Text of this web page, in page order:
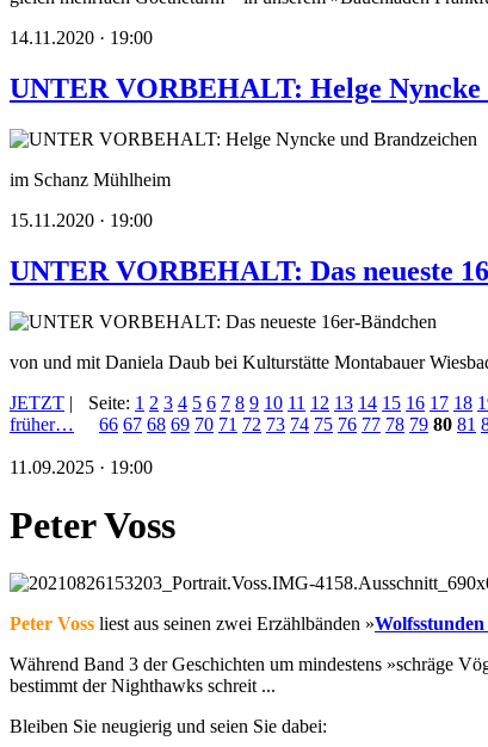
14.11.2020 · 19:00
UNTER VORBEHALT: Helge Nyncke
im Schanz Mühlheim
15.11.2020 · 19:00
UNTER VORBEHALT: Das neueste
von und mit Daniela Daub bei Kulturstätte Montabauer
JETZT |
früher…
Seite: 1 2 3 4 5 6 7 8 9 10 11 12 13 14 15 16 17 18
66 67 68 69 70 71 72 73 74 75 76 77 78 79 80 81
11.09.2025 · 19:00
Peter Voss
Peter Voss liest aus seinen zwei Erzählbänden »
Während Band 3 der Geschichten um mindestens »schräge
bestimmt der Nighthawks schreit ...
Bleiben Sie neugierig und seien Sie dabei: